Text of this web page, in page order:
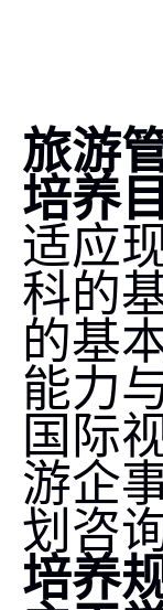
旅游
培养
适应
科的
的基
能力
国际
游企
划咨
培养